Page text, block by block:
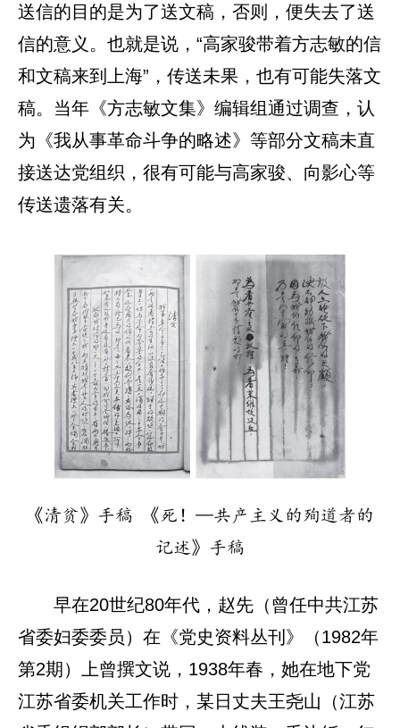
送信的目的是为了送文稿，否则，便失去了送
信的意义。也就是说，“高家骏带着方志敏的信
和文稿来到上海”，传送未果，也有可能失落文
稿。当年《方志敏文集》编辑组通过调查，认
为《我从事革命斗争的略述》等部分文稿未直
接送达党组织，很有可能与高家骏、向影心等
传送遗落有关。
《清贫》手稿 《死！—共产主义的殉道者的
记述》手稿
早在20世纪80年代，赵先（曾任中共江苏
省委妇委委员）在《党史资料丛刊》（1982年
第2期）上曾撰文说，1938年春，她在地下党
江苏省委机关工作时，某日丈夫王尧山（江苏